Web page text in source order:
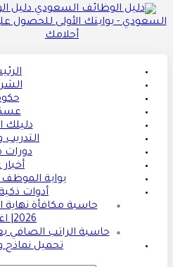
دليل
السعودي - بوابتك الأولى للحصول
أحلامك
دليلك
التدريب
دورات
بوابة
أدوات
حاسبة مكافأة
2026| اغتنم الفرصة !!
حاسبة الراتب الصافي
تحميل نماذج